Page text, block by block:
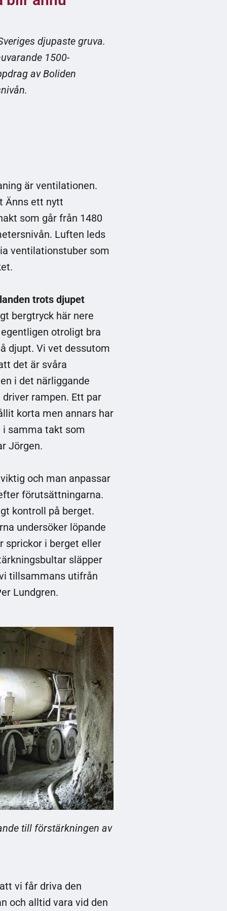
djupaste gruva.
1500-
av Boliden
är ventilationen.
Änns ett nytt
som går från 1480
Luften leds
ventilationstuber som
trots djupet
bergtryck här nere
otroligt bra
djupt. Vi vet dessutom
det är svåra
i det närliggande
rampen. Ett par
korta men annars har
i samma takt som
Jörgen.
och man anpassar
förutsättningarna.
kontroll på berget.
undersöker löpande
sprickor i berget eller
släpper
tillsammans utifrån
Lundgren.
till förstärkningen av
vi får driva den
och alltid vara vid den